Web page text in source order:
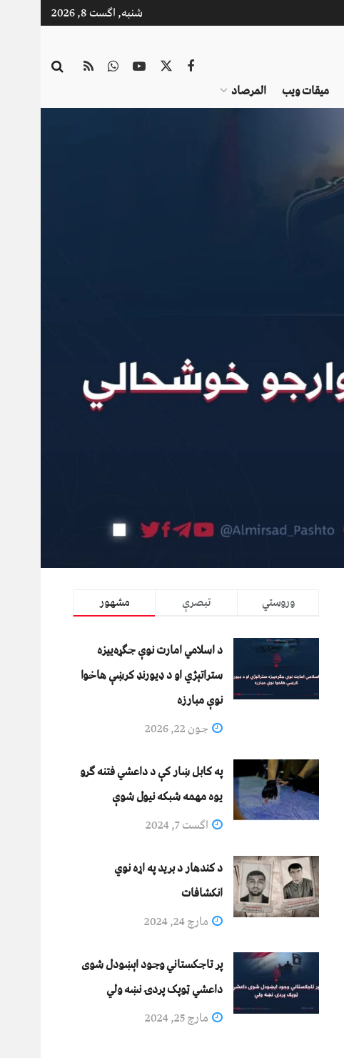
شنبه, اگست 8, 2026
میقات ویب المرصاد
مشهور تبصرې وروستي
د اسلامي امارت نوې جګړه‌ییزه
ستراتېژي او د ډیورنډ کرښې هاخوا
نوې مبارزه
جون 22, 2026
په کابل ښار کې د داعشي فتنه ګرو
يوه مهمه شبکه نيول شوې
اگست 7, 2024
د کندهار د برید په اړه نوي
انکشافات
مارچ 24, 2024
پر تاجکستاني وجود اېښودل شوی
داعشي ټوپک پردۍ نښه ولي
مارچ 25, 2024